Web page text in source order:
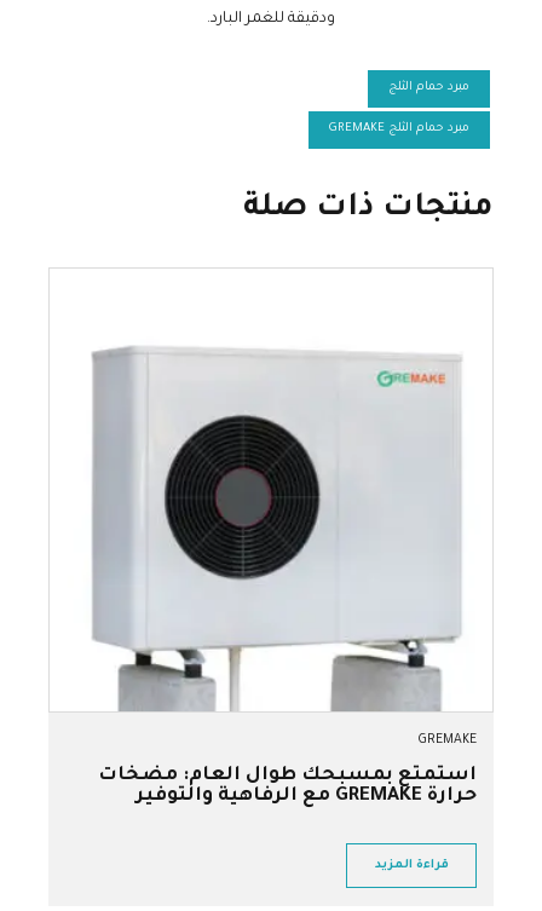
ودقيقة للغمر البارد.
مبرد حمام الثلج
مبرد حمام الثلج GREMAKE
منتجات ذات صلة
GREMAKE
استمتع بمسبحك طوال العام: مضخات
حرارة GREMAKE مع الرفاهية والتوفير
قراءة المزيد